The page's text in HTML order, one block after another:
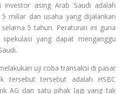
investor asing Arab Saudi adalah
miliar dan usaha yang dijalankan
5 tahun. Peraturan ini guna
yang dapat menganggu
uji coba transaksi di pasar
tersebut tersebut adalah HSBC
AG dan satu pihak lagi yang tak